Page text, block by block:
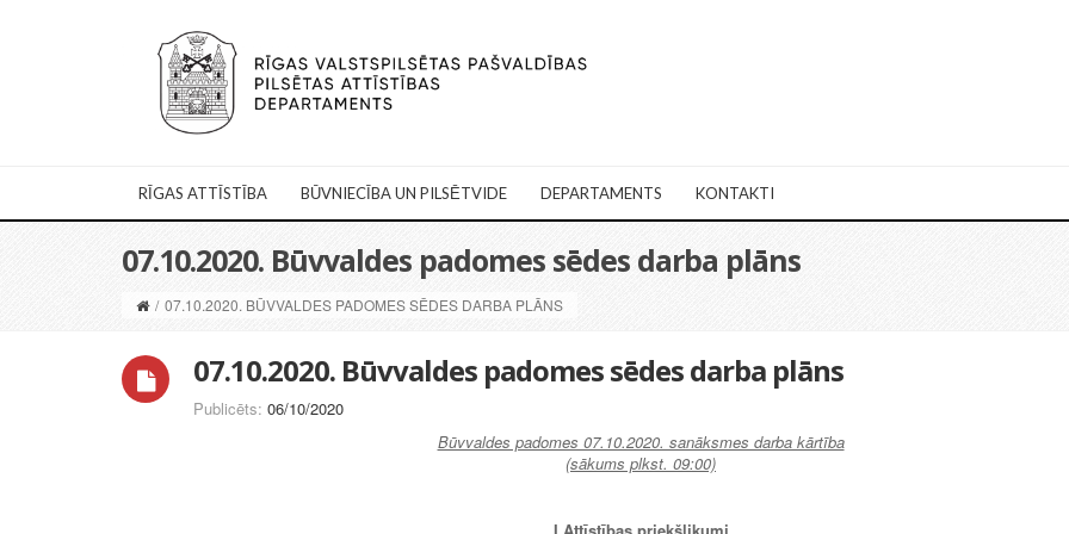
RĪGAS ATTĪSTĪBA BŪVNIECĪBA UN PILSĒTVIDE DEPARTAMENTS KONTAKTI
07.10.2020. Būvvaldes padomes sēdes darba plāns
/ 07.10.2020. BŪVVALDES PADOMES SĒDES DARBA PLĀNS
07.10.2020. Būvvaldes padomes sēdes darba plāns
Publicēts: 06/10/2020
Būvvaldes padomes 07.10.2020. sanāksmes darba kārtība
(sākums plkst. 09:00)